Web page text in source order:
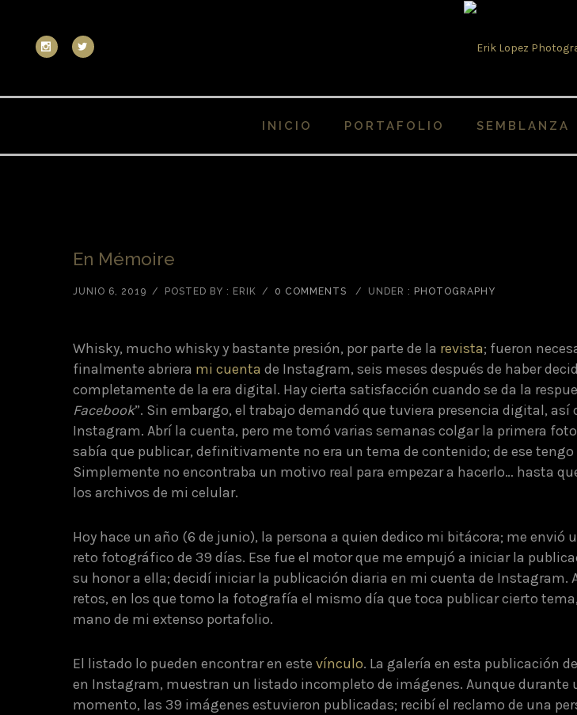
INICIO PORTAFOLIO SEMBLANZA
En Mémoire
JUNIO 6, 2019 / POSTED BY : ERIK / 0 COMMENTS / UNDER : PHOTOGRAPHY
Whisky, mucho whisky y bastante presión, por parte de la revista; fueron
finalmente abriera mi cuenta de Instagram, seis meses después de haber
completamente de la era digital. Hay cierta satisfacción cuando se da la
Facebook”. Sin embargo, el trabajo demandó que tuviera presencia digital, así
Instagram. Abrí la cuenta, pero me tomó varias semanas colgar la primera
sabía que publicar, definitivamente no era un tema de contenido; de ese tengo
Simplemente no encontraba un motivo real para empezar a hacerlo… hasta
los archivos de mi celular.
Hoy hace un año (6 de junio), la persona a quien dedico mi bitácora; me envió
reto fotográfico de 39 días. Ese fue el motor que me empujó a iniciar la
su honor a ella; decidí iniciar la publicación diaria en mi cuenta de Instagram.
retos, en los que tomo la fotografía el mismo día que toca publicar cierto
mano de mi extenso portafolio.
El listado lo pueden encontrar en este vínculo. La galería en esta publicación
en Instagram, muestran un listado incompleto de imágenes. Aunque durante
momento, las 39 imágenes estuvieron publicadas; recibí el reclamo de una